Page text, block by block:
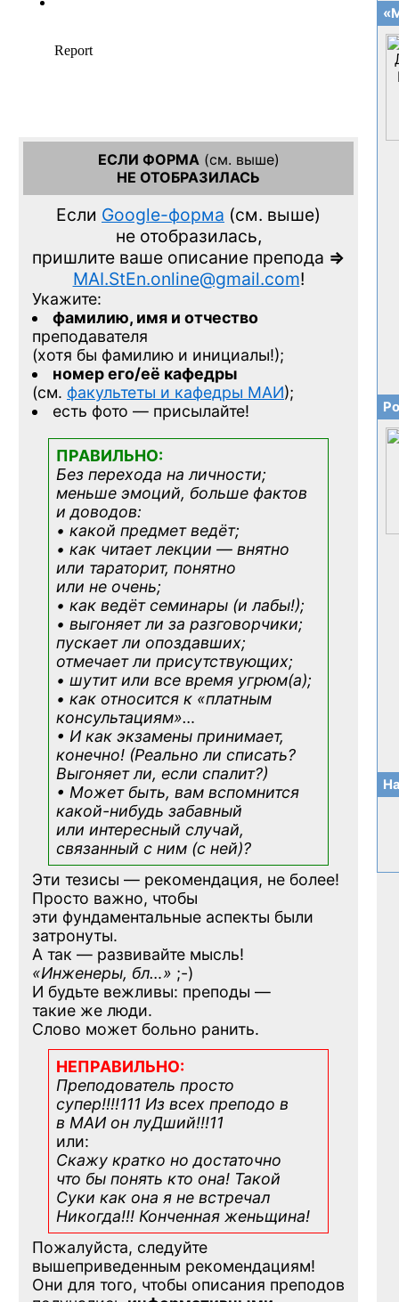
ЕСЛИ ФОРМА(см. выше)
НЕ ОТОБРАЗИЛАСЬ
Если Google-форма (см. выше)
не отобразилась,
пришлите ваше описание препода =>
MAI.StEn.online@gmail.com!
Укажите:
фамилию, имя и отчество
преподавателя
(хотя бы фамилию и инициалы!);
номер его/её кафедры
(см. факультеты и кафедры МАИ);
есть фото — присылайте!
ПРАВИЛЬНО:
Без перехода на личности;
меньше эмоций, больше фактов
и доводов:
• какой предмет ведёт;
• как читает лекции — внятно
или тараторит, понятно
или не очень;
• как ведёт семинары (и лабы!);
• выгоняет ли за разговорчики;
пускает ли опоздавших;
отмечает ли присутствующих;
• шутит или все время угрюм(а);
• как относится к «платным
консультациям»…
• И как экзамены принимает,
конечно! (Реально ли списать?
Выгоняет ли, если спалит?)
• Может быть, вам вспомнится
какой-нибудь забавный
или интересный случай,
связанный с ним (с ней)?
Эти тезисы — рекомендация, не более!
Просто важно, чтобы
эти фундаментальные аспекты были
затронуты.
А так — развивайте мысль!
«Инженеры, бл…» ;-)
И будьте вежливы: преподы —
такие же люди.
Слово может больно ранить.
НЕПРАВИЛЬНО:
Преподователь просто
супер!!!!111 Из всех преподо в
в МАИ он луДший!!!11
или:
Скажу кратко но достаточно
что бы понять кто она! Такой
Суки как она я не встречал
Никогда!!! Конченная женьщина!
Пожалуйста, следуйте
вышеприведенным рекомендациям!
Они для того, чтобы описания преподов